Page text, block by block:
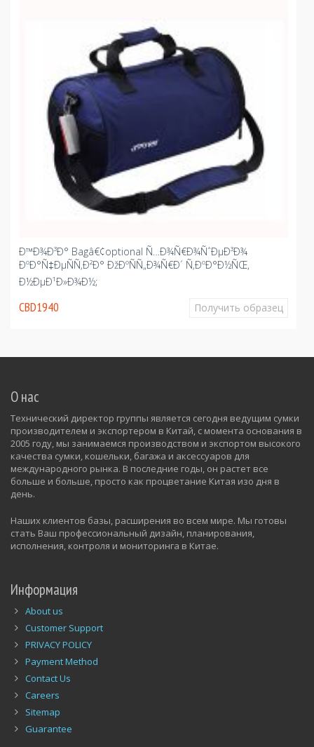
Ð™Ð¾Ð³Ð° Bagâ€¢optional Ñ…Ð¾Ñ€Ð¾ÑˆÐµÐ³Ð¾
ÐºÐ°Ñ‡ÐµÑÑ‚Ð²Ð° ÐžÐºÑÑ„Ð¾Ñ€Ð´ Ñ‚ÐºÐ°Ð½ÑŒ,
Ð½ÐµÐ¹Ð»Ð¾Ð½;
CBD1940 Получить образец
О нас
Технический директор группы является сегодня ведущим сумки
производителем и экспортером в Китай, с момента основания в
2005 году, мы занимаемся производством и экспортом высокого
качества сумки, кошельки, багажа и аксессуаров для
международного рынка. В последние годы, он растет все
больше и больше, просто как процветание Китая изо дня в
день.
Наших клиентов базы, расширения во всем мире. Мы готовы
стать Ваш профессиональный дизайн, планирования,
исполнения, контроля и мониторинга в Китае.
Информация
About us
Customer Support
PRIVACY POLICY
Payment Method
Contact Us
Careers
Sitemap
Guarantee